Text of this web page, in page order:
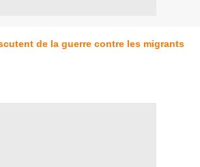
de la guerre contre les migrants